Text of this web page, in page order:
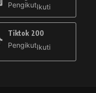
PengikutIkuti
Tiktok 200
PengikutIkuti